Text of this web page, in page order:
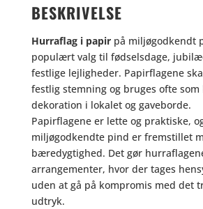
BESKRIVELSE
Hurraflag i papirpå miljøgodkendt
populært valg til fødselsdage,
festlige lejligheder. Papirflagene
festlig stemning og bruges ofte
dekoration i lokalet og gaveborde.
Papirflagene er lette og praktiske,
miljøgodkendte pind er fremstillet
bæredygtighed. Det gør
arrangementer, hvor der tages
uden at gå på kompromis med det
udtryk.